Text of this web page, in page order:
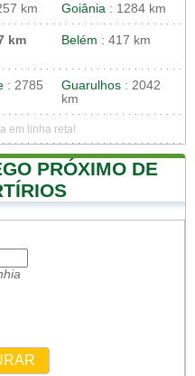
km Goiânia : 1284 km
km Belém : 417 km
: 2785
Guarulhos : 2042
km
em linha reta!
PRÓXIMO DE